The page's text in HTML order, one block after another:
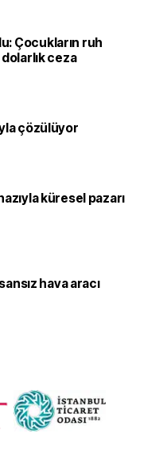
Çocukların ruh
dolarlık ceza
çözülüyor
küresel pazarı
hava aracı